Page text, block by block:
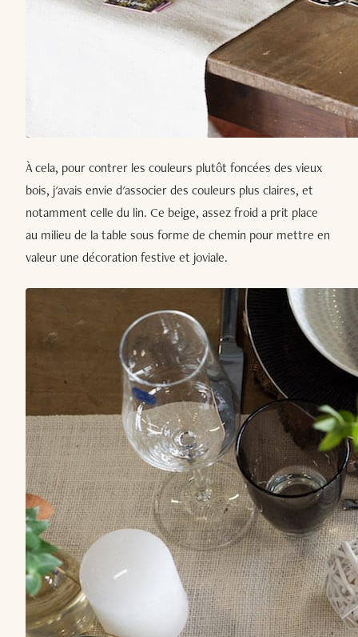
À cela, pour contrer les couleurs plutôt foncées des vieux
bois, j'avais envie d'associer des couleurs plus claires, et
notamment celle du lin. Ce beige, assez froid a prit place
au milieu de la table sous forme de chemin pour mettre en
valeur une décoration festive et joviale.